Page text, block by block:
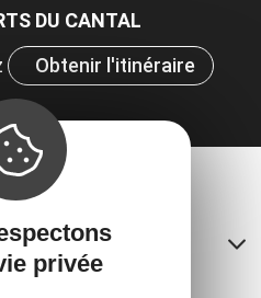
DU CANTAL
Obtenir l'itinéraire
privée